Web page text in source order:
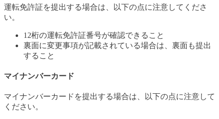
運転免許証を提出する場合は、以下の点に注意してくださ
い。
12桁の運転免許証番号が確認できること
裏面に変更事項が記載されている場合は、裏面も提出
すること
マイナンバーカード
マイナンバーカードを提出する場合は、以下の点に注意して
ください。